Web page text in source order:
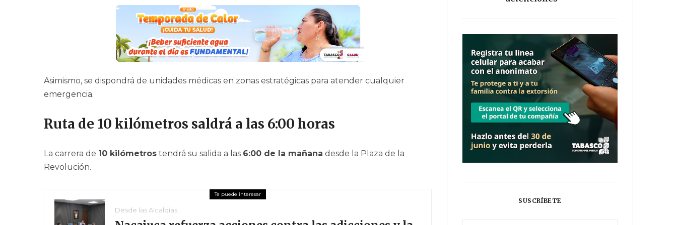
Asimismo, se dispondrá de unidades médicas en zonas estratégicas para atender cualquier
emergencia.
Ruta de 10 kilómetros saldrá a las 6:00 horas
La carrera de 10 kilómetros tendrá su salida a las 6:00 de la mañana desde la Plaza de la
Revolución.
Desde las Alcaldías
SUSCRÍBETE